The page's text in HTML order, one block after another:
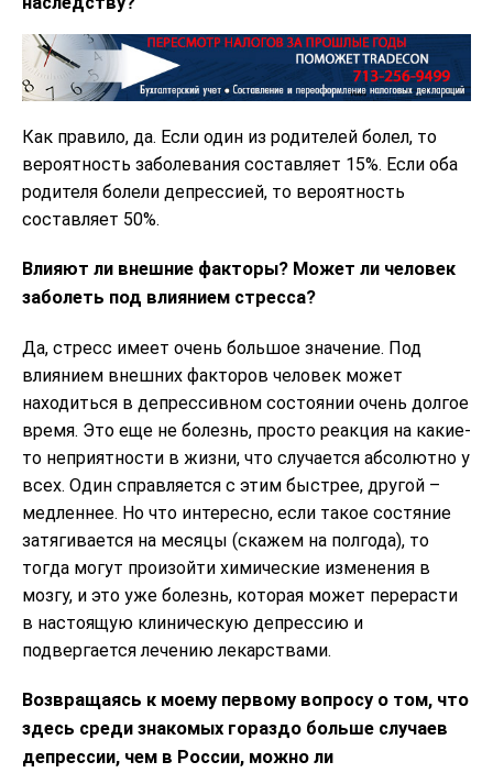
Как правило, да. Если один из родителей болел, то
вероятность заболевания составляет 15%. Если оба
родителя болели депрессией, то вероятность
составляет 50%.
Влияют ли внешние факторы? Может ли человек
заболеть под влиянием стресса?
Да, стресс имеет очень большое значение. Под
влиянием внешних факторов человек может
находиться в депрессивном состоянии очень долгое
время. Это еще не болезнь, просто реакция на какие-
то неприятности в жизни, что случается абсолютно у
всех. Один справляется с этим быстрее, другой –
медленнее. Но что интересно, если такое состяние
затягивается на месяцы (скажем на полгода), то
тогда могут произойти химические изменения в
мозгу, и это уже болезнь, которая может перерасти
в настоящую клиническую депрессию и
подвергается лечению лекарствами.
Возвращаясь к моему первому вопросу о том, что
здесь среди знакомых гораздо больше случаев
депрессии, чем в России, можно ли